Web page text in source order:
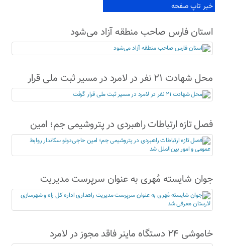
خبر تاپ صفحه
استان فارس صاحب منطقه آزاد می‌شود
محل شهادت ۲۱ نفر در لامرد در مسیر ثبت ملی قرار
گرفت
فصل تازه ارتباطات راهبردی در پتروشیمی جم؛ امین
حاجی‌دولو سکاندار روابط عمومی و امور بین‌الملل شد
جوان شایسته مُهری به عنوان سرپرست مدیریت
راهداری اداره کل راه و شهرسازی لارستان معرفی شد
خاموشی ۲۴ دستگاه ماینر فاقد مجوز در لامرد